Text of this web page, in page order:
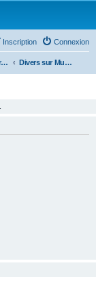
Connexion
Inscription
Les Multirotors / Tri - Quadri - Hexa - Octo... coptère Divers sur Multi-rotors